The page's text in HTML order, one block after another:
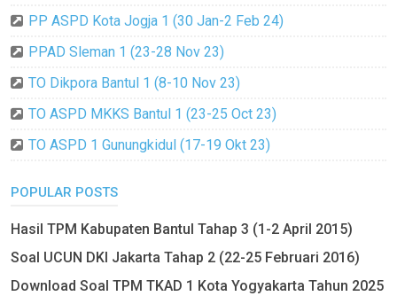
PP ASPD Kota Jogja 1 (30 Jan-2 Feb 24)
PPAD Sleman 1 (23-28 Nov 23)
TO Dikpora Bantul 1 (8-10 Nov 23)
TO ASPD MKKS Bantul 1 (23-25 Oct 23)
TO ASPD 1 Gunungkidul (17-19 Okt 23)
POPULAR POSTS
Hasil TPM Kabupaten Bantul Tahap 3 (1-2 April 2015)
Soal UCUN DKI Jakarta Tahap 2 (22-25 Februari 2016)
Download Soal TPM TKAD 1 Kota Yogyakarta Tahun 2025